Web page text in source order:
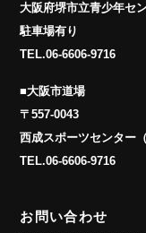
大阪府堺市立青少年セ
駐車場有り
TEL.06-6606-9716
■大阪市道場
〒557-0043
西成スポーツセンター
TEL.06-6606-9716
お問い合わせ